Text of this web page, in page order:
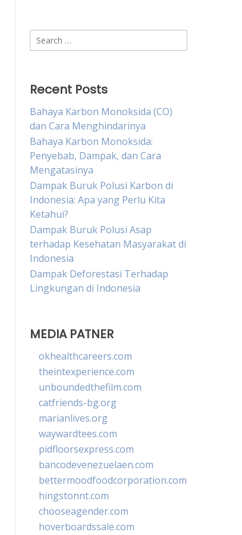
Search
for:
Recent Posts
Bahaya Karbon Monoksida (CO)
dan Cara Menghindarinya
Bahaya Karbon Monoksida:
Penyebab, Dampak, dan Cara
Mengatasinya
Dampak Buruk Polusi Karbon di
Indonesia: Apa yang Perlu Kita
Ketahui?
Dampak Buruk Polusi Asap
terhadap Kesehatan Masyarakat di
Indonesia
Dampak Deforestasi Terhadap
Lingkungan di Indonesia
MEDIA PATNER
okhealthcareers.com
theintexperience.com
unboundedthefilm.com
catfriends-bg.org
marianlives.org
waywardtees.com
pidfloorsexpress.com
bancodevenezuelaen.com
bettermoodfoodcorporation.com
hingstonnt.com
chooseagender.com
hoverboardssale.com